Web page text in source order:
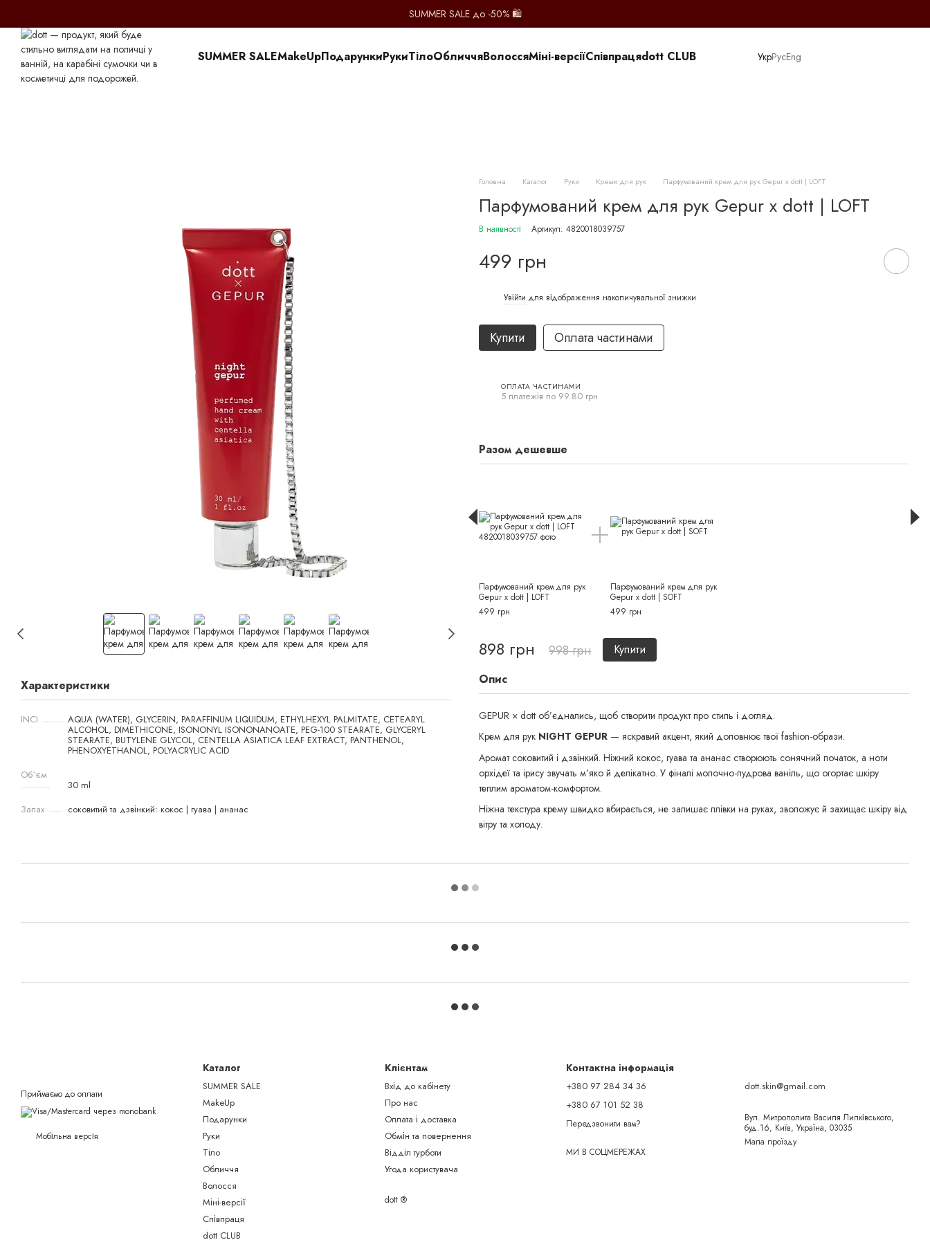
SUMMER SALE до -50% 🛍️
SUMMER SALEMakeUpПодарункиРукиТілоОбличчяВолоссяМіні-версіїСпівпрацяdott CLUB УкрРусEng
Характеристики
INCI AQUA (WATER), GLYCERIN, PARAFFINUM LIQUIDUM, ETHYLHEXYL PALMITATE, CETEARYL
ALCOHOL, DIMETHICONE, ISONONYL ISONONANOATE, PEG-100 STEARATE, GLYCERYL
STEARATE, BUTYLENE GLYCOL, CENTELLA ASIATICA LEAF EXTRACT, PANTHENOL,
PHENOXYETHANOL, POLYACRYLIC ACID
Об`єм
30 ml
Запах
соковитий та дзвінкий: кокос | гуава | ананас
Головна Каталог Руки Креми для рук Парфумований крем для рук Gepur x dott | LOFT
Парфумований крем для рук Gepur x dott | LOFT
В наявності Артикул: 4820018039757
499 грн
Увійти для відображення накопичувальної знижки
Купити Оплата частинами
ОПЛАТА ЧАСТИНАМИ
5 платежів по 99.80 грн
Разом дешевше
Парфумований крем для рук
Gepur x dott | LOFT
499 грн
Парфумований крем для рук
Gepur x dott | SOFT
499 грн
898 грн 998 грн Купити
Опис
GEPUR × dott об’єднались, щоб створити продукт про стиль і догляд.
Крем для рук NIGHT GEPUR — яскравий акцент, який доповнює твої fashion-образи.
Аромат соковитий і дзвінкий. Ніжний кокос, гуава та ананас створюють сонячний початок, а ноти
орхідеї та ірису звучать м’яко й делікатно. У фіналі молочно-пудрова ваніль, що огортає шкіру
теплим ароматом-комфортом.
Ніжна текстура крему швидко вбирається, не залишає плівки на руках, зволожує й захищає шкіру від
вітру та холоду.
Приймаємо до оплати
Мобільна версія
Каталог
SUMMER SALE
MakeUp
Подарунки
Руки
Тіло
Обличчя
Волосся
Міні-версії
Співпраця
dott CLUB
Клієнтам
Вхід до кабінету
Про нас
Оплата і доставка
Обмін та повернення
Відділ турботи
Угода користувача
dott ®
Контактна інформація
+380 97 284 34 36
+380 67 101 52 38
Передзвонити вам?
dott.skin@gmail.com
Вул. Митрополита Василя Липківського,
буд.16, Київ, Україна, 03035
Мапа проїзду
МИ В СОЦМЕРЕЖАХ